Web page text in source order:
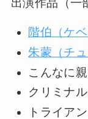
出演作品（一
階伯（ケベ
朱蒙（チュ
こんなに
クリミナ
トライア